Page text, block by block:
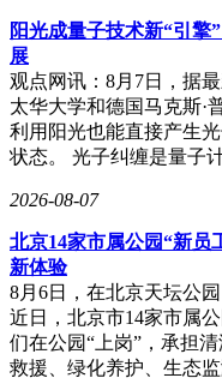
阳光成量子技术新“引擎
展
观点网讯：8月7日，据
太华大学和德国马克斯·
利用阳光也能直接产生
状态。 光子纠缠是量子
2026-08-07
北京14家市属公园“新员
新体验
8月6日，在北京天坛公
近日，北京市14家市属
们在公园“上岗”，承担
救援、绿化养护、生态